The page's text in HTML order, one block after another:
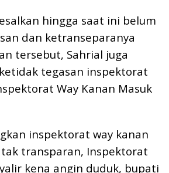
hingga saat ini belum
dan ketranseparanya
tersebut, Sahrial juga
tegasan inspektorat
Way Kanan Masuk
inspektorat way kanan
transparan, Inspektorat
kena angin duduk, bupati